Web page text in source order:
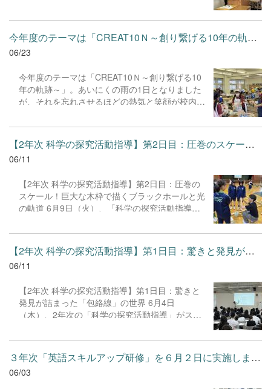
ながら、実機を動かす楽しさと技術を学びまし
た。
んは在学中にアプリを開発し、学生起業家として
まさに今、起業に向けて挑戦を続けている先輩で
す。 今回は5年生の希望者および４年生の探究ア
ントレプレナー・グローバルコースを対象に、自
く特別講義を実施しました。 先輩のリアルな挑戦
のストーリーは生徒たちにとって非常に大きな刺
激となったようで、講義終了後の休み時間にも、
的でした。
今年度のテーマは「CREAT10Ｎ～創り繋げる10年の軌跡～」。あいに...
06/23
今年度のテーマは「CREAT10Ｎ～創り繋げる10
年の軌跡～」。あいにくの雨の1日となりました
が、それを忘れさせるほどの熱気と笑顔が校内に
きました。 行事をゼロから創り上げ、成功へと導
いた文化祭実行委員の皆さん、本当にお疲れ様で
した！準備から当日まで、生徒一人ひとりが主体
となって全力で楽しむ――これが本校のスタイル
が光った文化祭でした。「１年から６年次まで全
員が泣ける演出を」と挑んだランタンのエンディ
ングも感動的でした。 「行けなかった…」という
ちが温かくお迎えします。ぜひ、私たちの学校の
【2年次 科学の探究活動指導】第2日目：圧巻のスケール！巨大な木...
06/11
【2年次 科学の探究活動指導】第2日目：圧巻の
スケール！巨大な木枠で描くブラックホールと光
の軌道 6月9日（火）、「科学の探究活動指導」
は、ブラックホールに光が吸い込まれる様子や、
光の軌道が曲げられる様子を、2.6m×2.6mという
巨大な木枠に毛糸を使って描き出すことです。1
日目に取り組んだ15cm×15cmの厚紙とは桁違い
以上で協力しなければ進まない作業に対して、チ
ーム内で主体的に役割分担を考え、声を掛け合い
ながら熱心に活動していました。 東京学芸大学の
光子様、そして大学院生や大学生の皆さんから的
確なアドバイスをいただき、作品は見事に完成！
体育館2階のギャラリーから見下ろすと、そのス
ケールの大きさに誰もが息をのむほどの出来栄え
【2年次 科学の探究活動指導】第1日目：驚きと発見が詰まった「包...
06/11
【2年次 科学の探究活動指導】第1日目：驚きと
発見が詰まった「包絡線」の世界 6月4日
（木）、2年次の「科学の探究活動指導」がスタ
講師として東京学芸大学の小林晋平教授、
PHYSIS ENTERTAINMENTの小林光子様、そして
小林教授のゼミに所属する大学院生の皆さんをお
迎えしました。 第1日目となる本日のテーマは
３年次「英語スキルアップ研修」を６月２日に実施しました。 ６...
06/03